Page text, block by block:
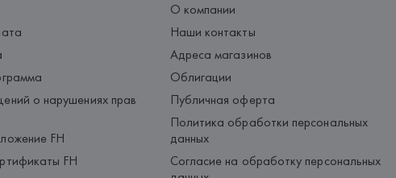
о нарушениях прав
FH
FH
О компании
Наши контакты
Адреса магазинов
Облигации
Публичная оферта
Политика обработки персональных
данных
Согласие на обработку персональных